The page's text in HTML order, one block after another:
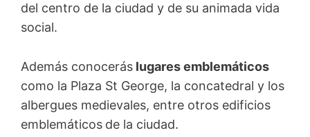
del centro de la ciudad y de su animada vida
social.
Además conocerás lugares emblemáticos
como la Plaza St George, la concatedral y los
albergues medievales, entre otros edificios
emblemáticos de la ciudad.